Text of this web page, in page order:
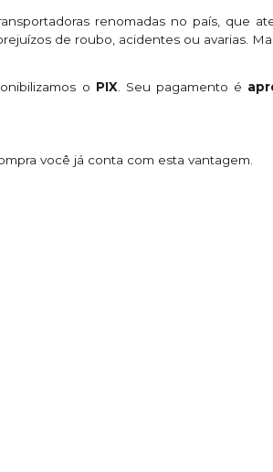
renomadas no país, que
de roubo, acidentes ou avarias.
o PIX. Seu pagamento é
você já conta com esta vantagem.